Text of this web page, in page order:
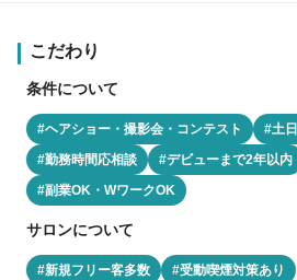
こだわり
条件について
#ヘアショー・撮影会・コンテスト
#土
#勤務時間応相談
#デビューまで2年以内
#副業OK・WワークOK
サロンについて
#新規フリー客多数 #受動喫煙対策あり